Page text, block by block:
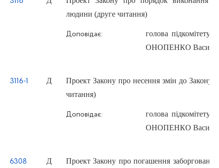
людини (друге читання)
Доповідає:
голова підкомітету
ОНОПЕНКО Василь
3116-1 Д
Проект Закону про несення змін до Закону
читання)
Доповідає:
голова підкомітету
ОНОПЕНКО Василь
6308 Д
Проект Закону про погашення